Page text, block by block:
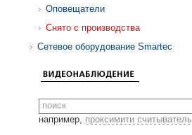
Оповещатели
Снято с производства
Сетевое оборудование Smartec
например, проксимити считыватель